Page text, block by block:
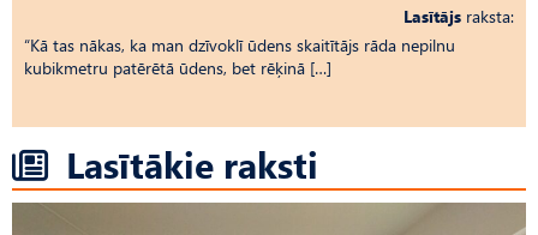
Lasītājs raksta:
“Kā tas nākas, ka man dzīvoklī ūdens skaitītājs rāda nepilnu
kubikmetru patērētā ūdens, bet rēķinā […]
Lasītākie raksti